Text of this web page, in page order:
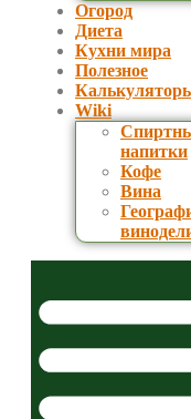
Огород
Диета
Кухни мира
Полезное
Wiki
напитки
Кофе
Вина